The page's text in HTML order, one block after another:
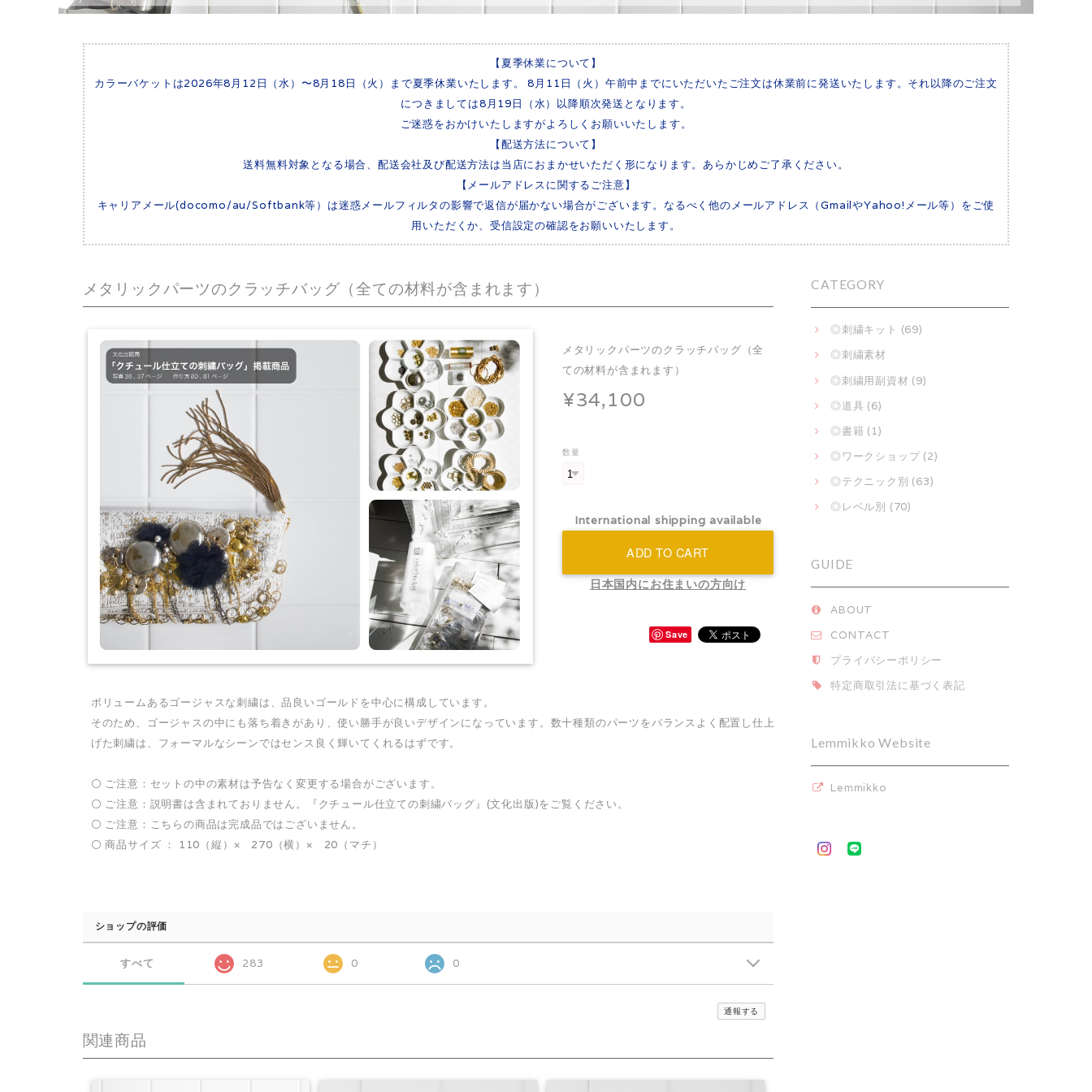
【夏季休業について】
カラーバケットは2026年8月12日（水）〜8月18日（火）まで夏季休業いたします。 8月11日（火）午前中までにいただいたご注文は休業前に発送いたします。それ以降のご注文
につきましては8月19日（水）以降順次発送となります。
ご迷惑をおかけいたしますがよろしくお願いいたします。
【配送方法について】
送料無料対象となる場合、配送会社及び配送方法は当店におまかせいただく形になります。あらかじめご了承ください。
【メールアドレスに関するご注意】
キャリアメール(docomo/au/Softbank等）は迷惑メールフィルタの影響で返信が届かない場合がございます。なるべく他のメールアドレス（GmailやYahoo!メール等）をご使
用いただくか、受信設定の確認をお願いいたします。
メタリックパーツのクラッチバッグ（全ての材料が含まれます）
メタリックパーツのクラッチバッグ（全
ての材料が含まれます）
¥34,100
数量
International shipping available
ADD TO CART
日本国内にお住まいの方向け
Save
ボリュームあるゴージャスな刺繍は、品良いゴールドを中心に構成しています。
そのため、ゴージャスの中にも落ち着きがあり、使い勝手が良いデザインになっています。数十種類のパーツをバランスよく配置し仕上
げた刺繍は、フォーマルなシーンではセンス良く輝いてくれるはずです。
⚪️ ご注意：セットの中の素材は予告なく変更する場合がございます。
⚪️ ご注意：説明書は含まれておりません。『クチュール仕立ての刺繍バッグ』(文化出版)をご覧ください。
⚪️ ご注意：こちらの商品は完成品ではございません。
⚪️ 商品サイズ ： 110（縦）× 270（横）× 20（マチ）
ショップの評価
すべて 283 0 0
通報する
関連商品
CATEGORY
◎刺繍キット (69)
◎刺繍素材
◎刺繍用副資材 (9)
◎道具 (6)
◎書籍 (1)
◎ワークショップ (2)
◎テクニック別 (63)
◎レベル別 (70)
GUIDE
ABOUT
CONTACT
プライバシーポリシー
特定商取引法に基づく表記
Lemmikko Website
Lemmikko